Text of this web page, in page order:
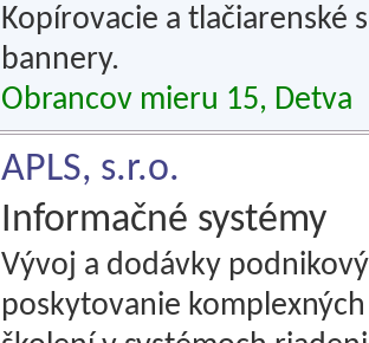
Kopírovacie a tlačiarenské
bannery.
Obrancov mieru 15, Detva
APLS, s.r.o.
Informačné systémy
Vývoj a dodávky
poskytovanie